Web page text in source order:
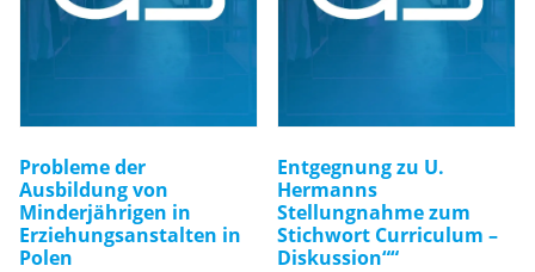
Probleme der
Ausbildung von
Minderjährigen in
Erziehungsanstalten in
Polen
Entgegnung zu U.
Hermanns
Stellungnahme zum
Stichwort Curriculum –
Diskussion““